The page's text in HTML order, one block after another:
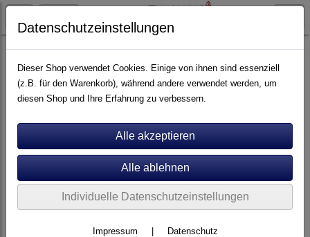
Artikel nach Marken P - Z Rotel
Sortierung wählen
Datenschutzeinstellungen
Dieser Shop verwendet Cookies. Einige von ihnen sind essenziell
(z.B. für den Warenkorb), während andere verwendet werden, um
diesen Shop und Ihre Erfahrung zu verbessern.
Individuelle Datenschutzeinstellungen
Impressum Datenschutz